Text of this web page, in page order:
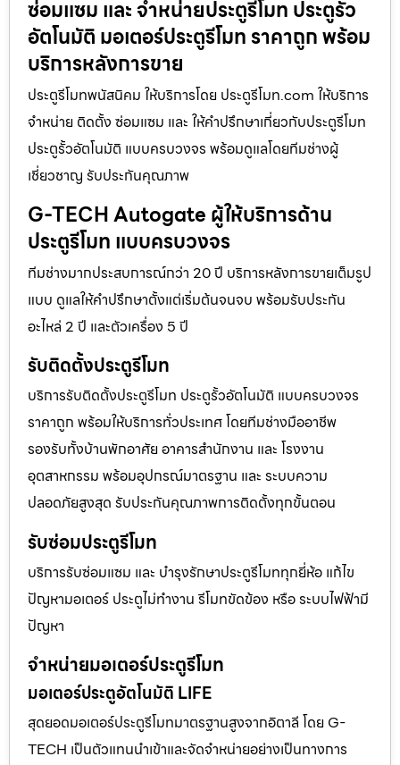
ซ่อมแซม และ จำหน่ายประตูรีโมท ประตูรั้ว
อัตโนมัติ มอเตอร์ประตูรีโมท ราคาถูก พร้อม
บริการหลังการขาย
ประตูรีโมทพนัสนิคม ให้บริการโดย ประตูรีโมท.com ให้บริการ
จำหน่าย ติดตั้ง ซ่อมแซม และ ให้คำปรึกษาเกี่ยวกับประตูรีโมท
ประตูรั้วอัตโนมัติ แบบครบวงจร พร้อมดูแลโดยทีมช่างผู้
เชี่ยวชาญ รับประกันคุณภาพ
G-TECH Autogate ผู้ให้บริการด้าน
ประตูรีโมท แบบครบวงจร
ทีมช่างมากประสบการณ์กว่า 20 ปี บริการหลังการขายเต็มรูป
แบบ ดูแลให้คำปรึกษาตั้งแต่เริ่มต้นจนจบ พร้อมรับประกัน
อะไหล่ 2 ปี และตัวเครื่อง 5 ปี
รับติดตั้งประตูรีโมท
บริการรับติดตั้งประตูรีโมท ประตูรั้วอัตโนมัติ แบบครบวงจร
ราคาถูก พร้อมให้บริการทั่วประเทศ โดยทีมช่างมืออาชีพ
รองรับทั้งบ้านพักอาศัย อาคารสำนักงาน และ โรงงาน
อุตสาหกรรม พร้อมอุปกรณ์มาตรฐาน และ ระบบความ
ปลอดภัยสูงสุด รับประกันคุณภาพการติดตั้งทุกขั้นตอน
รับซ่อมประตูรีโมท
บริการรับซ่อมแซม และ บำรุงรักษาประตูรีโมททุกยี่ห้อ แก้ไข
ปัญหามอเตอร์ ประตูไม่ทำงาน รีโมทขัดข้อง หรือ ระบบไฟฟ้ามี
ปัญหา
จำหน่ายมอเตอร์ประตูรีโมท
มอเตอร์ประตูอัตโนมัติ LIFE
สุดยอดมอเตอร์ประตูรีโมทมาตรฐานสูงจากอิตาลี โดย G-
TECH เป็นตัวแทนนำเข้าและจัดจำหน่ายอย่างเป็นทางการ